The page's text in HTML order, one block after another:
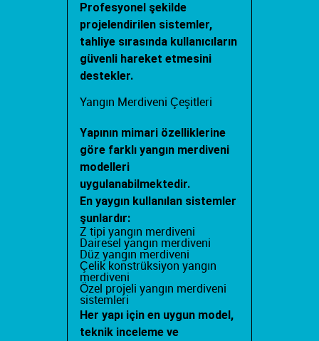
Profesyonel şekilde
projelendirilen sistemler,
tahliye sırasında kullanıcıların
güvenli hareket etmesini
destekler.
Yangın Merdiveni Çeşitleri
Yapının mimari özelliklerine
göre farklı yangın merdiveni
modelleri
uygulanabilmektedir.
En yaygın kullanılan sistemler
şunlardır:
Z tipi yangın merdiveni
Dairesel yangın merdiveni
Düz yangın merdiveni
Çelik konstrüksiyon yangın
merdiveni
Özel projeli yangın merdiveni
sistemleri
Her yapı için en uygun model,
teknik inceleme ve